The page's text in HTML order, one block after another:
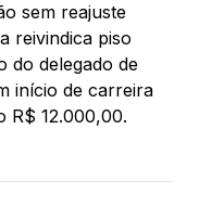
sem reajuste
reivindica piso
do delegado de
início de carreira
R$ 12.000,00.